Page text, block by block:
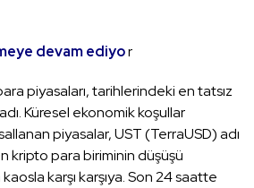
devam ediyor
piyasaları, tarihlerindeki en tatsız
Küresel ekonomik koşullar
piyasalar, UST (TerraUSD) adı
kripto para biriminin düşüşü
karşı karşıya. Son 24 saatte